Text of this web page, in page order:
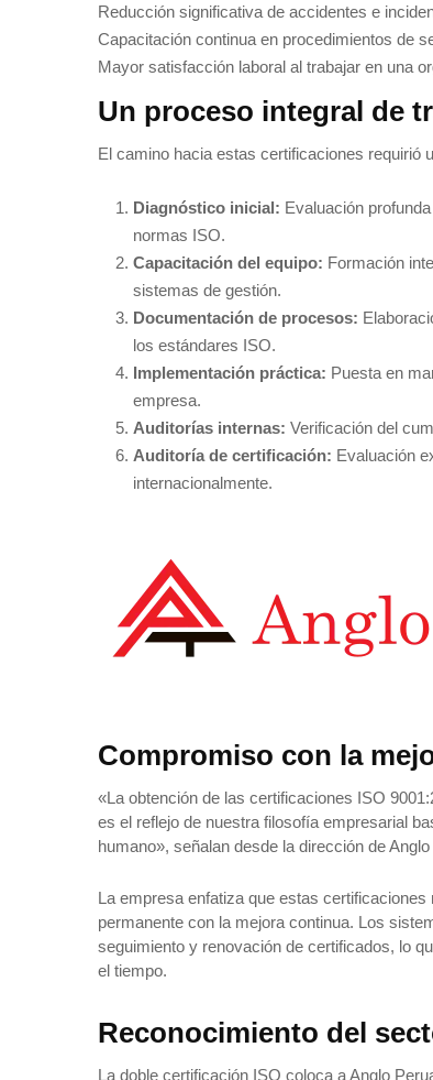
Reducción significativa de accidentes e
Capacitación continua en procedimientos de
Mayor satisfacción laboral al trabajar en una
Un proceso integral de
El camino hacia estas certificaciones requirió
Diagnóstico inicial: Evaluación
normas ISO.
Capacitación del equipo: Formación
sistemas de gestión.
Documentación de procesos:
los estándares ISO.
Implementación práctica: Puesta en
empresa.
Auditorías internas: Verificación del
Auditoría de certificación: Evaluación
internacionalmente.
Compromiso con la
«La obtención de las certificaciones ISO
es el reflejo de nuestra filosofía empresarial
humano», señalan desde la dirección de
La empresa enfatiza que estas
permanente con la mejora continua. Los
seguimiento y renovación de certificados, lo
el tiempo.
Reconocimiento del
La doble certificación ISO coloca a Anglo